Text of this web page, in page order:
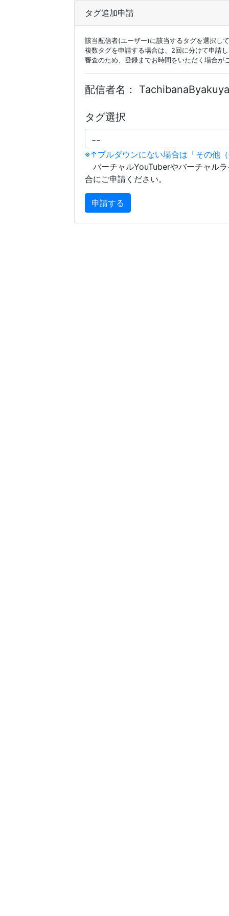
タグ追加申請
該当配信者(ユーザー)に該当するタグを選択し
複数タグを申請する場合は、2回に分けて申請
審査のため、登録までお時間をいただく場合が
配信者名： TachibanaByakuya
タグ選択
※↑プルダウンにない場合は「その他
バーチャルYouTuberやバーチャル
合にご申請ください。
申請する